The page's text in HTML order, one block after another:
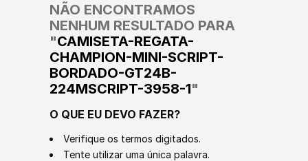
NÃO ENCONTRAMOS
NENHUM RESULTADO PARA
"CAMISETA-REGATA-
CHAMPION-MINI-SCRIPT-
BORDADO-GT24B-
224MSCRIPT-3958-1"
O QUE EU DEVO FAZER?
Verifique os termos digitados.
Tente utilizar uma única palavra.